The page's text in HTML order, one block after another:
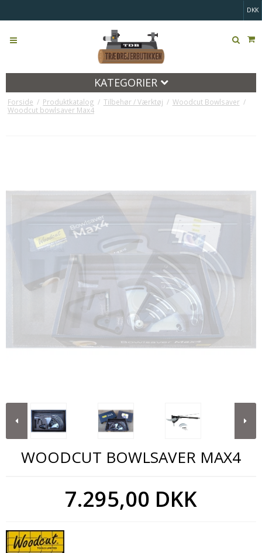
DKK
KATEGORIER
Forside / Produktkatalog / Tilbehør / Værktøj / Woodcut Bowlsaver /
Woodcut bowlsaver Max4
WOODCUT BOWLSAVER MAX4
7.295,00 DKK